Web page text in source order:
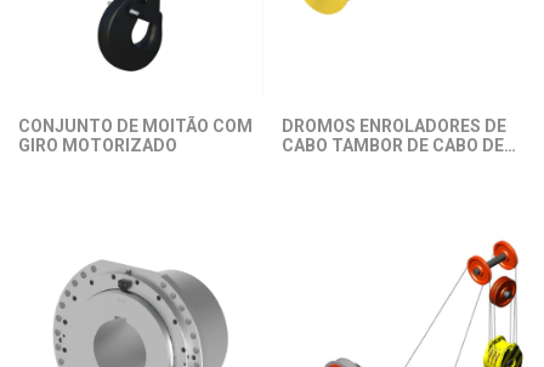
CONJUNTO DE MOITÃO COM
GIRO MOTORIZADO
DROMOS ENROLADORES DE
CABO TAMBOR DE CABO DE